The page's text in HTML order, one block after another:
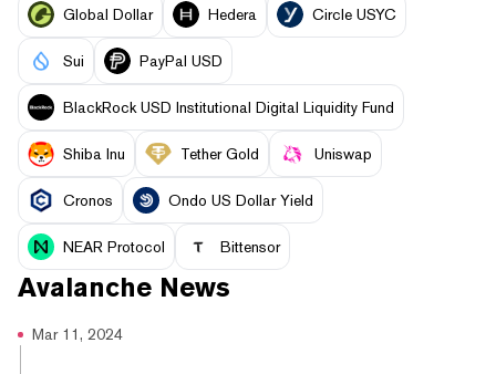
Global Dollar Hedera Circle USYC
Sui PayPal USD
BlackRock USD Institutional Digital Liquidity Fund
Shiba Inu Tether Gold Uniswap
Cronos Ondo US Dollar Yield
NEAR Protocol Bittensor
Avalanche News
Mar 11, 2024